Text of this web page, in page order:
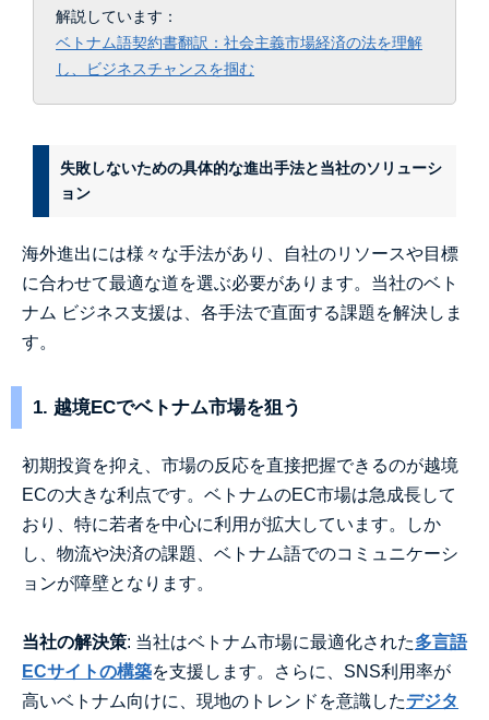
解説しています：
ベトナム語契約書翻訳：社会主義市場経済の法を理解
し、ビジネスチャンスを掴む
失敗しないための具体的な進出手法と当社のソリューシ
ョン
海外進出には様々な手法があり、自社のリソースや目標
に合わせて最適な道を選ぶ必要があります。当社のベト
ナム ビジネス支援は、各手法で直面する課題を解決しま
す。
1. 越境ECでベトナム市場を狙う
初期投資を抑え、市場の反応を直接把握できるのが越境
ECの大きな利点です。ベトナムのEC市場は急成長して
おり、特に若者を中心に利用が拡大しています。しか
し、物流や決済の課題、ベトナム語でのコミュニケーシ
ョンが障壁となります。
当社の解決策: 当社はベトナム市場に最適化された多言語
ECサイトの構築を支援します。さらに、SNS利用率が
高いベトナム向けに、現地のトレンドを意識したデジタ